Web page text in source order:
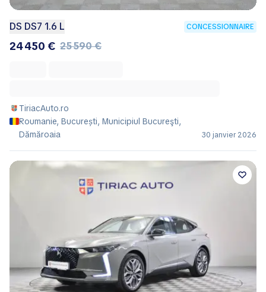
DS DS7 1.6 L CONCESSIONNAIRE
24 450 € 25 590 €
TiriacAuto.ro
Roumanie, București, Municipiul Bucureşti,
Dămăroaia
30 janvier 2026